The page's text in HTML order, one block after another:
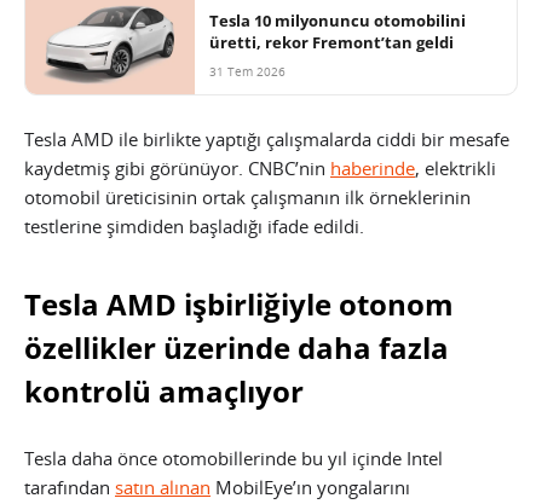
Tesla 10 milyonuncu otomobilini
üretti, rekor Fremont’tan geldi
31 Tem 2026
Tesla AMD ile birlikte yaptığı çalışmalarda ciddi bir mesafe
kaydetmiş gibi görünüyor. CNBC’nin haberinde, elektrikli
otomobil üreticisinin ortak çalışmanın ilk örneklerinin
testlerine şimdiden başladığı ifade edildi.
Tesla AMD işbirliğiyle otonom
özellikler üzerinde daha fazla
kontrolü amaçlıyor
Tesla daha önce otomobillerinde bu yıl içinde Intel
tarafından satın alınan MobilEye’ın yongalarını